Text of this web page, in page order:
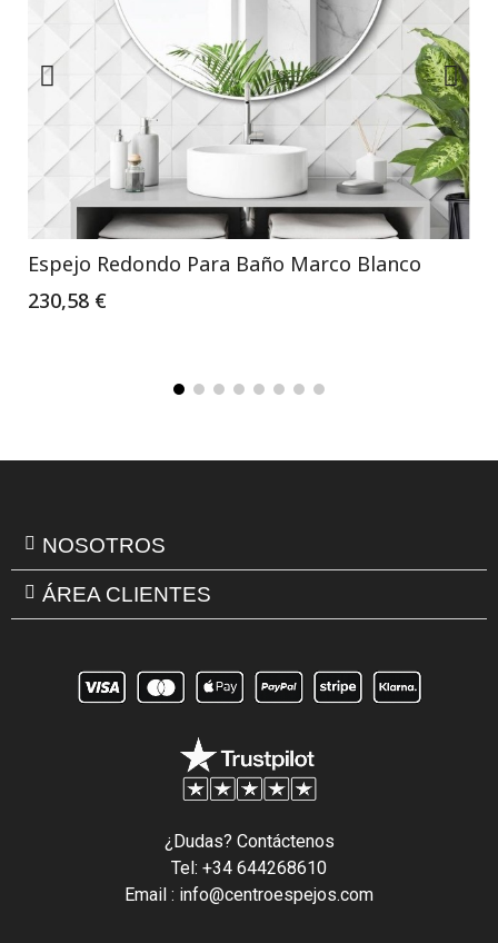
Espejo Redondo Para Baño Marco Blanco
230,58 €
NOSOTROS
ÁREA CLIENTES
¿Dudas? Contáctenos
Tel: +34 644268610
Email : info@centroespejos.com